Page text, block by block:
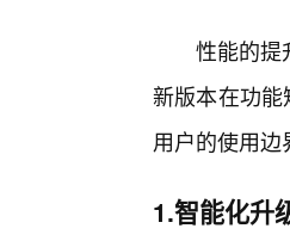
性能的提
新版本在功
用户的使用
1.智能化升